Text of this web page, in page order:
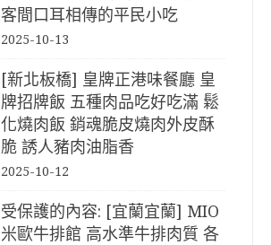
客間口耳相傳的平民小吃
2025-10-13
[新北板橋] 皇牌正港味餐廳 皇
牌招牌飯 五種肉品吃好吃滿 鬆
化燒肉飯 銷魂脆皮燒肉外皮酥
脆 誘人豬肉油脂香
2025-10-12
受保護的內容: [宜蘭宜蘭] MIO
米歐牛排館 高水準牛排肉質 各